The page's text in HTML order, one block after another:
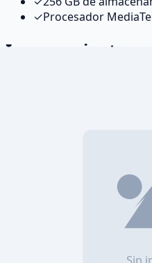
✓Procesador
Inconvenientes
Con 8 GB de RAM y RAM
adicionales, puedes
juegos sin ralentizaciones.